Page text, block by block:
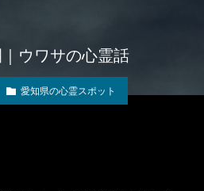
ウワサの心霊話
愛知県の心霊スポット